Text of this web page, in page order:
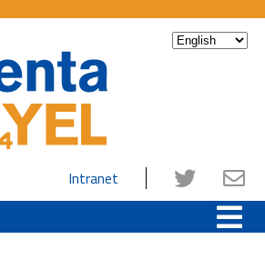
Intranet